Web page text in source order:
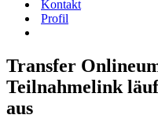
Kontakt
Profil
Transfer
Teilnahmelink
aus